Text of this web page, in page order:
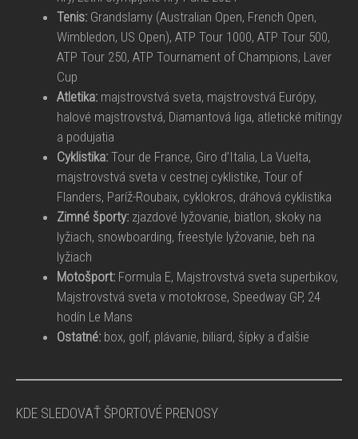
Tenis: Grandslamy (Australian Open, French Open,
Wimbledon, US Open), ATP Tour 1000, ATP Tour 500,
ATP Tour 250, ATP Tournament of Champions, Laver
Cup
Atletika: majstrovstvá sveta, majstrovstvá Európy,
halové majstrovstvá, Diamantová liga, atletické mítingy
a podujatia
Cyklistika: Tour de France, Giro d’Italia, La Vuelta,
majstrovstvá sveta v cestnej cyklistike, Tour of
Flanders, Paríž-Roubaix, cyklokros, dráhová cyklistika
Zimné športy: zjazdové lyžovanie, biatlon, skoky na
lyžiach, snowboarding, freestyle lyžovanie, beh na
lyžiach
Motošport: Formula E, Majstrovstvá sveta superbikov,
Majstrovstvá sveta v motokrose, Speedway GP, 24
hodín Le Mans
Ostatné: box, golf, plávanie, biliard, šípky a ďalšie
KDE SLEDOVAŤ ŠPORTOVÉ PRENOSY